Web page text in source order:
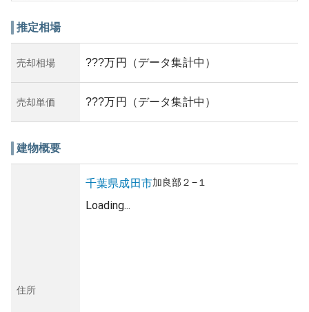
外観は、1970年代特有のシンプルで機能的な造りが特徴で
一定の価値を保つ役割を果たすでしょう。一方で、築年数
が多いため老朽化に伴う修繕コストや資産価値の下落リス
クが存在する点には注意が必要です。加えて、すでに所有
されている資産の場合、耐震性や設備の老朽度にも配慮が
求められます。周辺環境として、成田市の穏やかな地域に
を考慮した上での詳細な現地調査が推奨されます。
推定相場
売却相場 ???万円（データ集計中）
売却単価 ???万円（データ集計中）
建物概要
住所
千葉県成田市加良部２−１
Loading...